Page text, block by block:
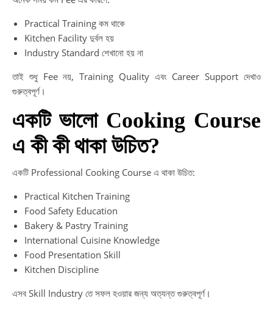
Practical Training কম থাকে
Kitchen Facility দুর্বল হয়
Industry Standard শেখানো হয় না
তাই শুধু Fee নয়, Training Quality এবং Career Support দেখাও
গুরুত্বপূর্ণ।
একটি ভালো Cooking Course
এ কী কী থাকা উচিত?
একটি Professional Cooking Course এ থাকা উচিত:
Practical Kitchen Training
Food Safety Education
Bakery & Pastry Training
International Cuisine Knowledge
Food Presentation Skill
Kitchen Discipline
এসব Skill Industry তে সফল হওয়ার জন্য অত্যন্ত গুরুত্বপূর্ণ।